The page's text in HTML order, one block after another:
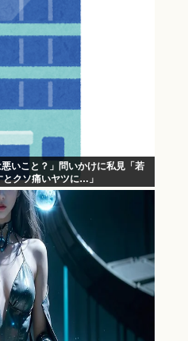
いこと？」問いかけに私見「若
クソ痛いヤツに…」